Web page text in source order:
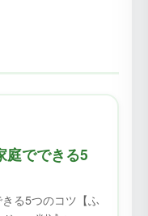
庭でできる5
る5つのコツ【ふ